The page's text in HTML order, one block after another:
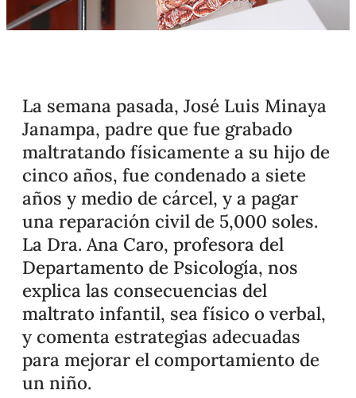
La semana pasada, José Luis Minaya
Janampa, padre que fue grabado
maltratando físicamente a su hijo de
cinco años, fue condenado a siete
años y medio de cárcel, y a pagar
una reparación civil de 5,000 soles.
La Dra. Ana Caro, profesora del
Departamento de Psicología, nos
explica las consecuencias del
maltrato infantil, sea físico o verbal,
y comenta estrategias adecuadas
para mejorar el comportamiento de
un niño.